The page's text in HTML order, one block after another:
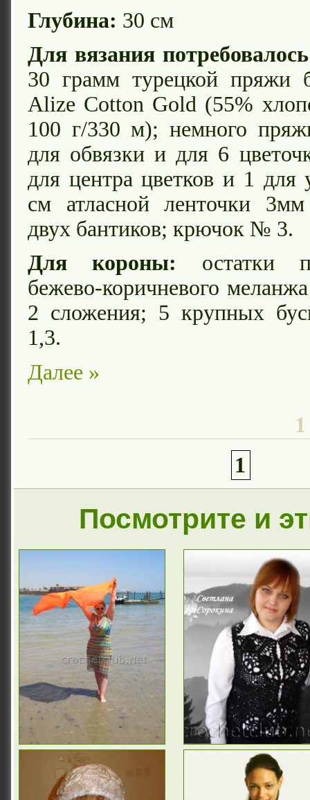
Глубина: 30 см
Для вязания
30 грамм турецкой пряжи
Alize Cotton Gold (55%
100 г/330 м); немного
для обвязки и для 6
для центра цветков и 1 для
см атласной ленточки
двух бантиков; крючок № 3.
Для короны: остатки
бежево-коричневого
2 сложения; 5 крупных
1,3.
Далее »
1
Посмотрите и